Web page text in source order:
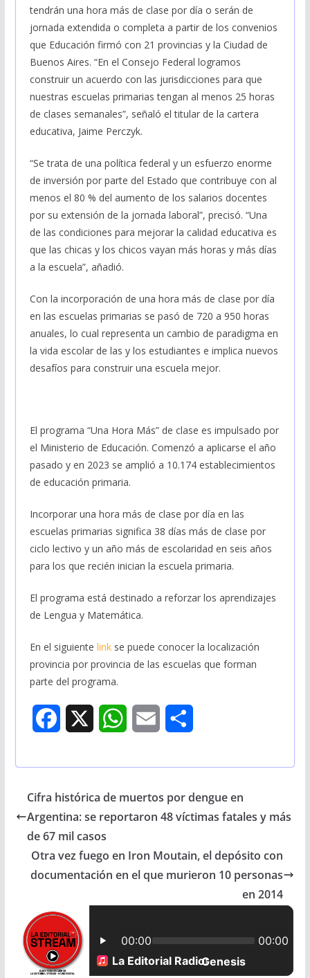
tendrán una hora más de clase por día o serán de
jornada extendida o completa a partir de los convenios
que Educación firmó con 21 provincias y la Ciudad de
Buenos Aires. “En el Consejo Federal logramos
construir un acuerdo con las jurisdicciones para que
nuestras escuelas primarias tengan al menos 25 horas
de clases semanales”, señaló el titular de la cartera
educativa, Jaime Perczyk.
“Se trata de una política federal y un esfuerzo enorme
de inversión por parte del Estado que contribuye con al
menos el 80 % del aumento de los salarios docentes
por su extensión de la jornada laboral”, precisó. “Una
de las condiciones para mejorar la calidad educativa es
que las chicas y los chicos vayan más horas y más días
a la escuela”, añadió.
Con la incorporación de una hora más de clase por día
en las escuelas primarias se pasó de 720 a 950 horas
anuales, lo cual representa un cambio de paradigma en
la vida escolar de las y los estudiantes e implica nuevos
desafíos para construir una escuela mejor.
El programa “Una Hora Más” de clase es impulsado por
el Ministerio de Educación. Comenzó a aplicarse el año
pasado y en 2023 se amplió a 10.174 establecimientos
de educación primaria.
Incorporar una hora más de clase por día en las
escuelas primarias significa 38 días más de clase por
ciclo lectivo y un año más de escolaridad en seis años
para los que recién inician la escuela primaria.
El programa está destinado a reforzar los aprendizajes
de Lengua y Matemática.
En el siguiente linkse puede conocer la localización
provincia por provincia de las escuelas que forman
parte del programa.
e
o
o
k
W
t
A
p
i
r
Cifra histórica de muertos por dengue en
Argentina: se reportaron 48 víctimas fatales y más
de 67 mil casos
Otra vez fuego en Iron Moutain, el depósito con
documentación en el que murieron 10 personas
en 2014